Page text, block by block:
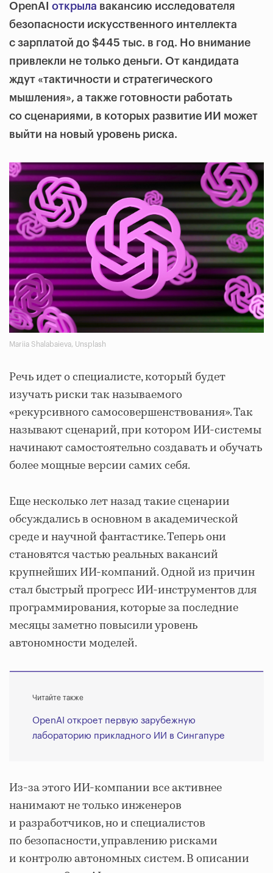
OpenAI открыла вакансию исследователя
безопасности искусственного интеллекта
с зарплатой до $445 тыс. в год. Но внимание
привлекли не только деньги. От кандидата
ждут «тактичности и стратегического
мышления», а также готовности работать
со сценариями, в которых развитие ИИ может
выйти на новый уровень риска.
Mariia Shalabaieva, Unsplash
Речь идет о специалисте, который будет
изучать риски так называемого
«рекурсивного самосовершенствования». Так
называют сценарий, при котором ИИ-системы
начинают самостоятельно создавать и обучать
более мощные версии самих себя.
Еще несколько лет назад такие сценарии
обсуждались в основном в академической
среде и научной фантастике. Теперь они
становятся частью реальных вакансий
крупнейших ИИ-компаний. Одной из причин
стал быстрый прогресс ИИ-инструментов для
программирования, которые за последние
месяцы заметно повысили уровень
автономности моделей.
Читайте также
OpenAI откроет первую зарубежную
лабораторию прикладного ИИ в Сингапуре
Из-за этого ИИ-компании все активнее
нанимают не только инженеров
и разработчиков, но и специалистов
по безопасности, управлению рисками
и контролю автономных систем. В описании